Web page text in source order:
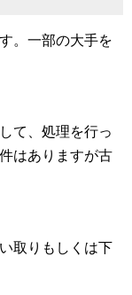
。一部の大手を
て、処理を行っ
はありますが古
取りもしくは下